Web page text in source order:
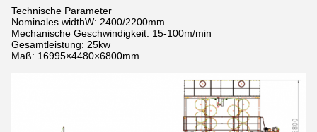
Technische Parameter
Nominales widthW: 2400/2200mm
Mechanische Geschwindigkeit: 15-100m/min
Gesamtleistung: 25kw
Maß: 16995×4480×6800mm